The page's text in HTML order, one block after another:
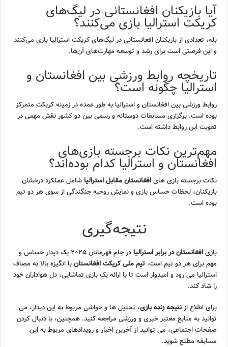
آیا بازیکنان افغانستانی در لیگ‌های
کریکت استرالیا بازی می‌کنند؟
بله، تعدادی از بازیکنان افغانستانی در لیگ‌های کریکت استرالیا بازی می‌کنند
و این فرصتی است برای رشد و توسعه مهارت‌های آن‌ها.
تاریخچه روابط ورزشی بین افغانستان و
استرالیا چگونه است؟
روابط ورزشی بین افغانستان و استرالیا به طور عمده در زمینه کریکت متمرکز
بوده است. برگزاری مسابقات دوستانه و رسمی بین دو کشور نقش مهمی در
تقویت این روابط داشته است.
مهم‌ترین نکات برجسته بازی‌های
افغانستان و استرالیا کدام بوده‌اند؟
نکات برجسته بازی هایافغانستان مقابل استرالیا شامل عملکرد درخشان
بازیکنان، لحظات حساس بازی و نمایش روحیه جنگندگی از سوی هر دو تیم
بوده است.
نتیجه‌گیری
بازیافغانستان در برابر استرالیا
در جام قهرمانان ۲۰۲۵ یک دیدار حساس و
مهم برای هر دو تیم است.تیم ملی کریکت افغانستانبا انگیزه بالا به مصاف
استرالیا می رود و امیدوار است تا با ارائه یک بازی تماشایی، دل هواداران خود
را شاد کند.
برای اطلاع ازنتیجه زنده بازی، تحلیل ها و حواشی مربوط به این دیدار، می
توانید به منابع معتبر خبری و ورزشی مراجعه کنید. همچنین، با دنبال کردن
صفحات اجتماعی، می توانید از آخرین اخبار و رویدادهای مربوط به این
مسابقه مطلع شوید.